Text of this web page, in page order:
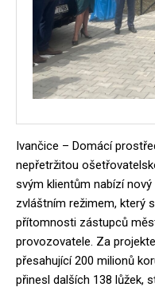
Ivančice – Domácí
nepřetržitou
svým klientům nabízí
zvláštním režimem, který
přítomnosti zástupců
provozovatele. Za
přesahující 200 milionů
přinesl dalších 138 lůžek,